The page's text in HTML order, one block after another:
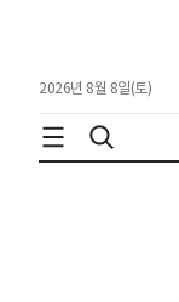
2026년 8월 8일(토)